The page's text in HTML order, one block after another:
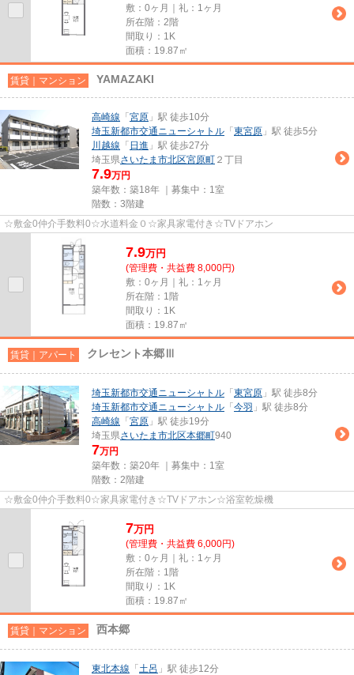
敷：0ヶ月｜礼：1ヶ月
所在階：2階
間取り：1K
面積：19.87㎡
賃貸｜マンション YAMAZAKI
高崎線 「 宮原 」駅 徒歩10分
埼玉新都市交通ニューシャトル 「 東宮原 」駅 徒歩5分
川越線 「 日進 」駅 徒歩27分
埼玉県さいたま市北区宮原町 ２丁目
7.9万円
築年数：築18年 ｜募集中： 1室
階数：3階建
☆敷金0仲介手数料0☆水道料金０☆家具家電付き☆TVドアホン
7.9万円
(管理費・共益費 8,000円)
敷：0ヶ月｜礼：1ヶ月
所在階：1階
間取り：1K
面積：19.87㎡
賃貸｜アパート クレセント本郷Ⅲ
埼玉新都市交通ニューシャトル 「 東宮原 」駅 徒歩8分
埼玉新都市交通ニューシャトル 「 今羽 」駅 徒歩8分
高崎線 「 宮原 」駅 徒歩19分
埼玉県さいたま市北区本郷町940
7万円
築年数：築20年 ｜募集中： 1室
階数：2階建
☆敷金0仲介手数料0☆家具家電付き☆TVドアホン☆浴室乾燥機
7万円
(管理費・共益費 6,000円)
敷：0ヶ月｜礼：1ヶ月
所在階：1階
間取り：1K
面積：19.87㎡
賃貸｜マンション 西本郷
東北本線 「 土呂 」駅 徒歩12分